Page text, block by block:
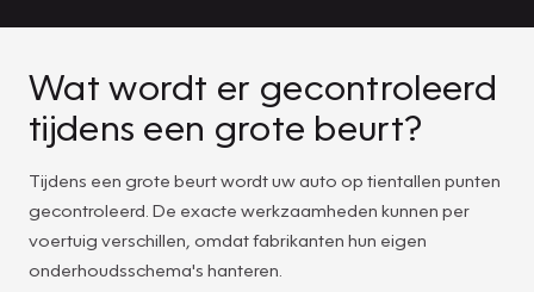
Wat wordt er gecontroleerd
tijdens een grote beurt?
Tijdens een grote beurt wordt uw auto op tientallen punten
gecontroleerd. De exacte werkzaamheden kunnen per
voertuig verschillen, omdat fabrikanten hun eigen
onderhoudsschema's hanteren.